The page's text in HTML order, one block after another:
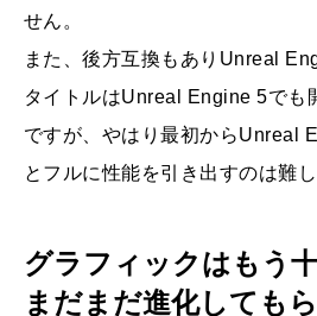
せん。
また、後方互換もありUnreal
タイトルはUnreal Engine 5でも
ですが、やはり最初からUnreal
とフルに性能を引き出すのは難し
グラフィックはもう
まだまだ進化しても